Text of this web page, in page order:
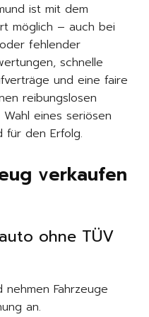
ist mit dem
möglich – auch bei
fehlender
schnelle
und eine faire
reibungslosen
eines seriösen
für den Erfolg.
verkaufen
ohne TÜV
Fahrzeuge
an.